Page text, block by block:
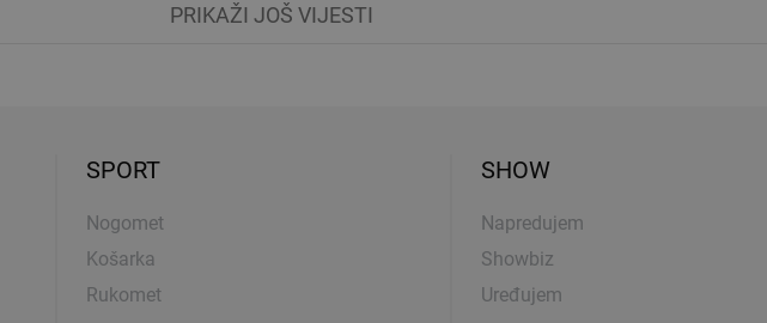
PRIKAŽI JOŠ VIJESTI
SPORT
Nogomet
Košarka
Rukomet
SHOW
Napredujem
Showbiz
Uređujem